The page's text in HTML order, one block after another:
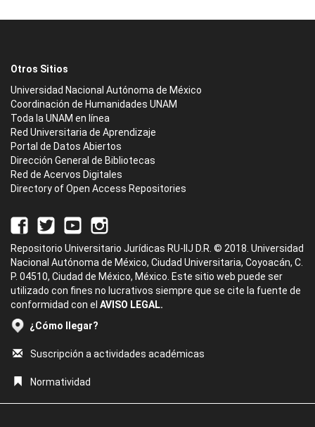
Otros Sitios
Universidad Nacional Autónoma de México
Coordinación de Humanidades UNAM
Toda la UNAM en línea
Red Universitaria de Aprendizaje
Portal de Datos Abiertos
Dirección General de Bibliotecas
Red de Acervos Digitales
Directory of Open Access Repositories
Repositorio Universitario Jurídicas RU-IIJ D.R. © 2018. Universidad
Nacional Autónoma de México, Ciudad Universitaria, Coyoacán, C.
P. 04510, Ciudad de México, México. Este sitio web puede ser
utilizado con fines no lucrativos siempre que se cite la fuente de
conformidad con el AVISO LEGAL.
¿Cómo llegar?
Suscripción a actividades académicas
Normatividad